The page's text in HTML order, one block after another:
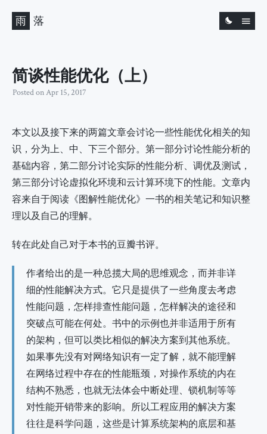
雨 落
简谈性能优化（上）
Posted onApr 15, 2017
本文以及接下来的两篇文章会讨论一些性能优化相关的知
识，分为上、中、下三个部分。第一部分讨论性能分析的
基础内容，第二部分讨论实际的性能分析、调优及测试，
第三部分讨论虚拟化环境和云计算环境下的性能。文章内
容来自于阅读《图解性能优化》一书的相关笔记和知识整
理以及自己的理解。
转在此处自己对于本书的豆瓣书评。
作者给出的是一种总揽大局的思维观念，而并非详
细的性能解决方式。它只是提供了一些角度去考虑
性能问题，怎样排查性能问题，怎样解决的途径和
突破点可能在何处。书中的示例也并非适用于所有
的架构，但可以类比相似的解决方案到其他系统。
如果事先没有对网络知识有一定了解，就不能理解
在网络过程中存在的性能瓶颈，对操作系统的内在
结构不熟悉，也就无法体会中断处理、锁机制等等
对性能开销带来的影响。所以工程应用的解决方案
往往是科学问题，这些是计算系统架构的底层和基